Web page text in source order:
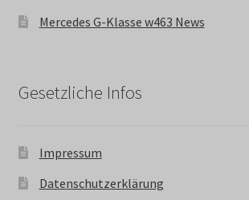
Mercedes G-Klasse w463 News
Gesetzliche Infos
Impressum
Datenschutzerklärung